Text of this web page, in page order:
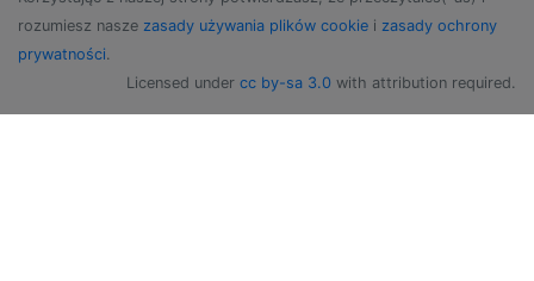
rozumiesz nasze zasady używania plików cookie i zasady ochrony
prywatności.
Licensed under cc by-sa 3.0 with attribution required.